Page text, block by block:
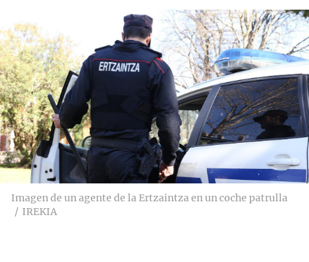
Imagen de un agente de la Ertzaintza en un coche patrulla
IREKIA